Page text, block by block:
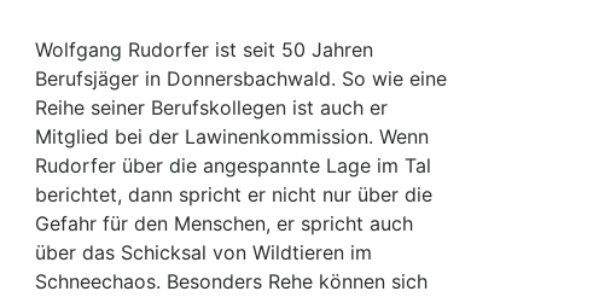
Wolfgang Rudorfer ist seit 50 Jahren
Berufsjäger in Donnersbachwald. So wie eine
Reihe seiner Berufskollegen ist auch er
Mitglied bei der Lawinenkommission. Wenn
Rudorfer über die angespannte Lage im Tal
berichtet, dann spricht er nicht nur über die
Gefahr für den Menschen, er spricht auch
über das Schicksal von Wildtieren im
Schneechaos. Besonders Rehe können sich